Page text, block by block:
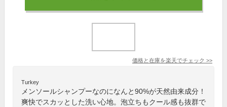
価格と在庫を楽天でチェック >>
Turkey
メンソールシャンプーなのになんと90%が天然由来成分！
爽快でスカッとした洗い心地。泡立ちもクール感も抜群で